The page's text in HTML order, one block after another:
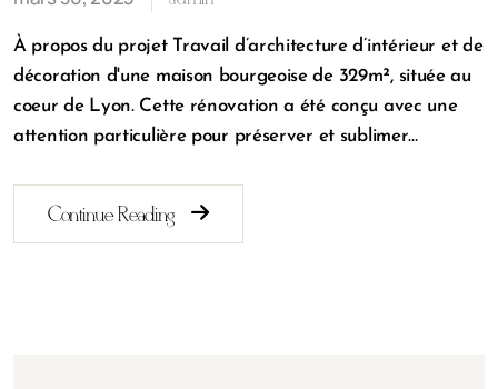
À propos du projet Travail d’architecture d’intérieur et de
décoration d'une maison bourgeoise de 329m², située au
coeur de Lyon. Cette rénovation a été conçu avec une
attention particulière pour préserver et sublimer…
Continue Reading